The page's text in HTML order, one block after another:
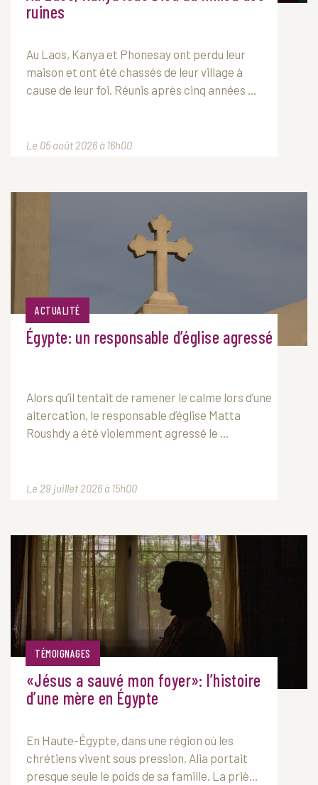
ruines
Au Laos, Kanya et Phonesay ont perdu leur
maison et ont été chassés de leur village à
cause de leur foi. Réunis après cinq années ...
Le 05 août 2026 à 16h00
ACTUALITÉ
Égypte: un responsable d’église agressé
Alors qu’il tentait de ramener le calme lors d’une
altercation, le responsable d’église Matta
Roushdy a été violemment agressé le ...
Le 29 juillet 2026 à 15h00
TÉMOIGNAGES
«Jésus a sauvé mon foyer»: l’histoire
d’une mère en Égypte
En Haute-Égypte, dans une région où les
chrétiens vivent sous pression, Alia portait
presque seule le poids de sa famille. La priè...